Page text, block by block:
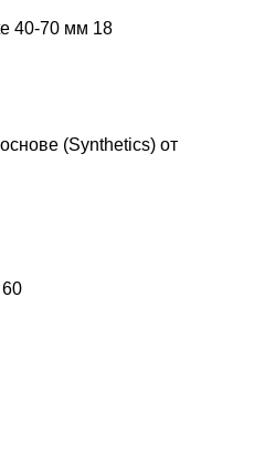
40-70 мм 18
(Synthetics) от
60